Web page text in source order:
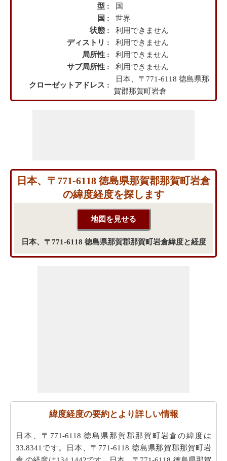
型 :
国
国 :
世界
状態 :
利用できません
ディストリ :
利用できません
局所性 :
利用できません
サブ局所性 :
利用できません
クローゼットアドレス :
日本、〒771-6118 徳島県那
賀郡那賀町岩倉
日本、〒771-6118 徳島県那賀郡那賀町岩倉
の緯度経度を探します
日本、〒771-6118 徳島県那賀郡那賀町岩倉緯度と経度
緯度経度の要約とより詳しい情報
日本、〒771-6118 徳島県那賀郡那賀町岩倉の緯度は
33.8341です。日本、〒771-6118 徳島県那賀郡那賀町岩